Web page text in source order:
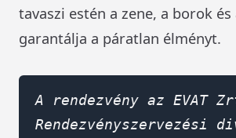
tavaszi estén a zene, a borok
garantálja a páratlan élményt.
A rendezvény az EVAT
Rendezvényszervezési